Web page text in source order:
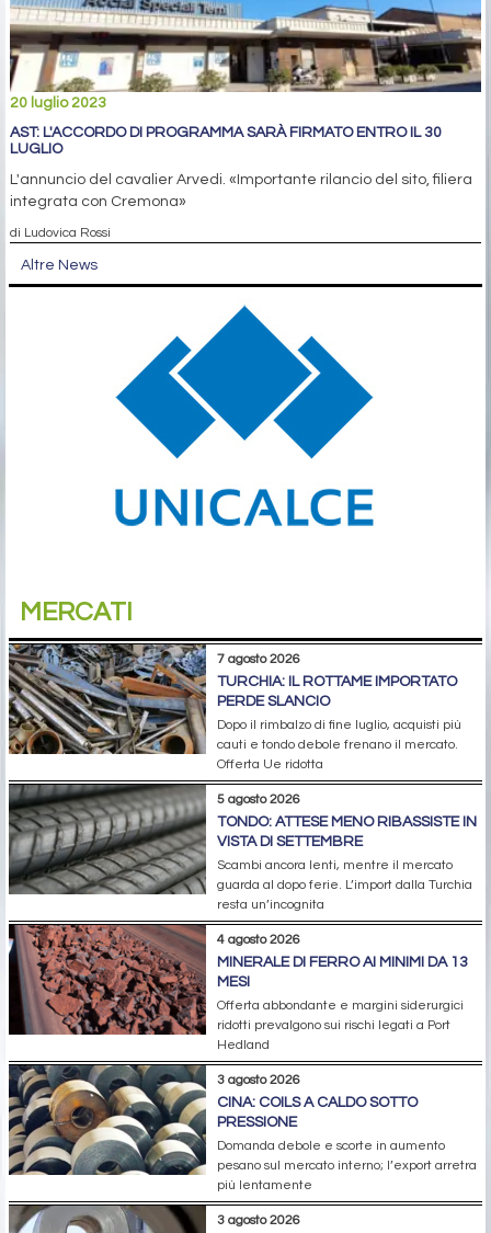
20 luglio 2023
AST: L'ACCORDO DI PROGRAMMA SARÀ FIRMATO ENTRO IL 30
LUGLIO
L'annuncio del cavalier Arvedi. «Importante rilancio del sito, filiera
integrata con Cremona»
di Ludovica Rossi
Altre News
MERCATI
7 agosto 2026
TURCHIA: IL ROTTAME IMPORTATO
PERDE SLANCIO
Dopo il rimbalzo di fine luglio, acquisti più
cauti e tondo debole frenano il mercato.
Offerta Ue ridotta
5 agosto 2026
TONDO: ATTESE MENO RIBASSISTE IN
VISTA DI SETTEMBRE
Scambi ancora lenti, mentre il mercato
guarda al dopo ferie. L’import dalla Turchia
resta un’incognita
4 agosto 2026
MINERALE DI FERRO AI MINIMI DA 13
MESI
Offerta abbondante e margini siderurgici
ridotti prevalgono sui rischi legati a Port
Hedland
3 agosto 2026
CINA: COILS A CALDO SOTTO
PRESSIONE
Domanda debole e scorte in aumento
pesano sul mercato interno; l’export arretra
più lentamente
3 agosto 2026